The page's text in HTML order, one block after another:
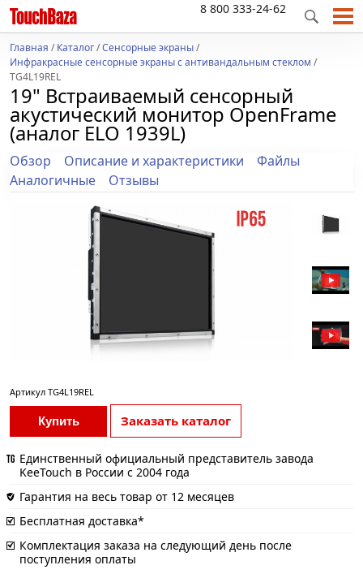
8 800 333-24-62
Главная /Каталог/Сенсорные экраны/
Инфракрасные сенсорные экраны с антивандальным стеклом /
TG4L19REL
19" Встраиваемый сенсорный
акустический монитор OpenFrame
(аналог ELO 1939L)
Обзор Описание и характеристики
Файлы
Аналогичные
Отзывы
Артикул TG4L19REL
Купить Заказать каталог
Единственный официальный представитель завода
KeeTouch в России с 2004 года
Гарантия на весь товар от 12 месяцев
Бесплатная доставка*
Комплектация заказа на следующий день после
поступления оплаты